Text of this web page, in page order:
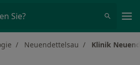
Sie?
Neuendettelsau Klinik